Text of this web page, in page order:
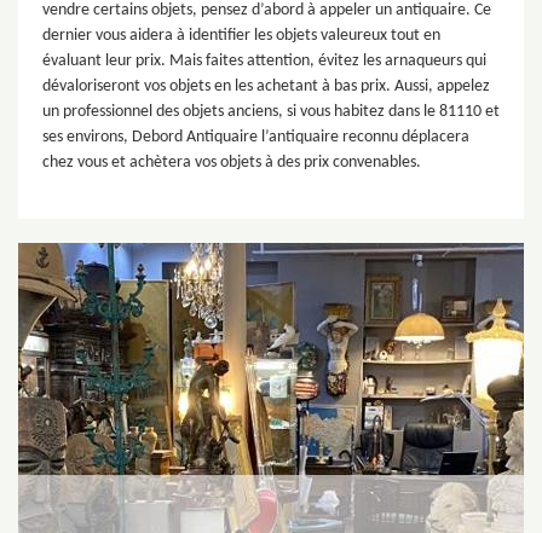
vendre certains objets, pensez d’abord à appeler un antiquaire. Ce
dernier vous aidera à identifier les objets valeureux tout en
évaluant leur prix. Mais faites attention, évitez les arnaqueurs qui
dévaloriseront vos objets en les achetant à bas prix. Aussi, appelez
un professionnel des objets anciens, si vous habitez dans le 81110 et
ses environs, Debord Antiquaire l’antiquaire reconnu déplacera
chez vous et achètera vos objets à des prix convenables.